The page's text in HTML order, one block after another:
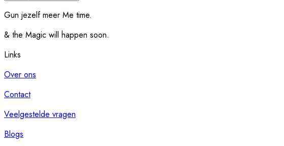
Gun jezelf meer Me time.​
& the Magic will happen soon.
Links
Over ons
Contact
Veelgestelde vragen
Blogs